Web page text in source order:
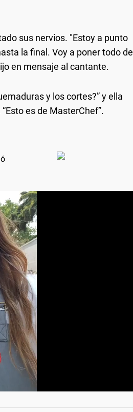
sus nervios. "Estoy a punto
la final. Voy a poner todo de
en mensaje al cantante.
y los cortes?” y ella
es de MasterChef”.